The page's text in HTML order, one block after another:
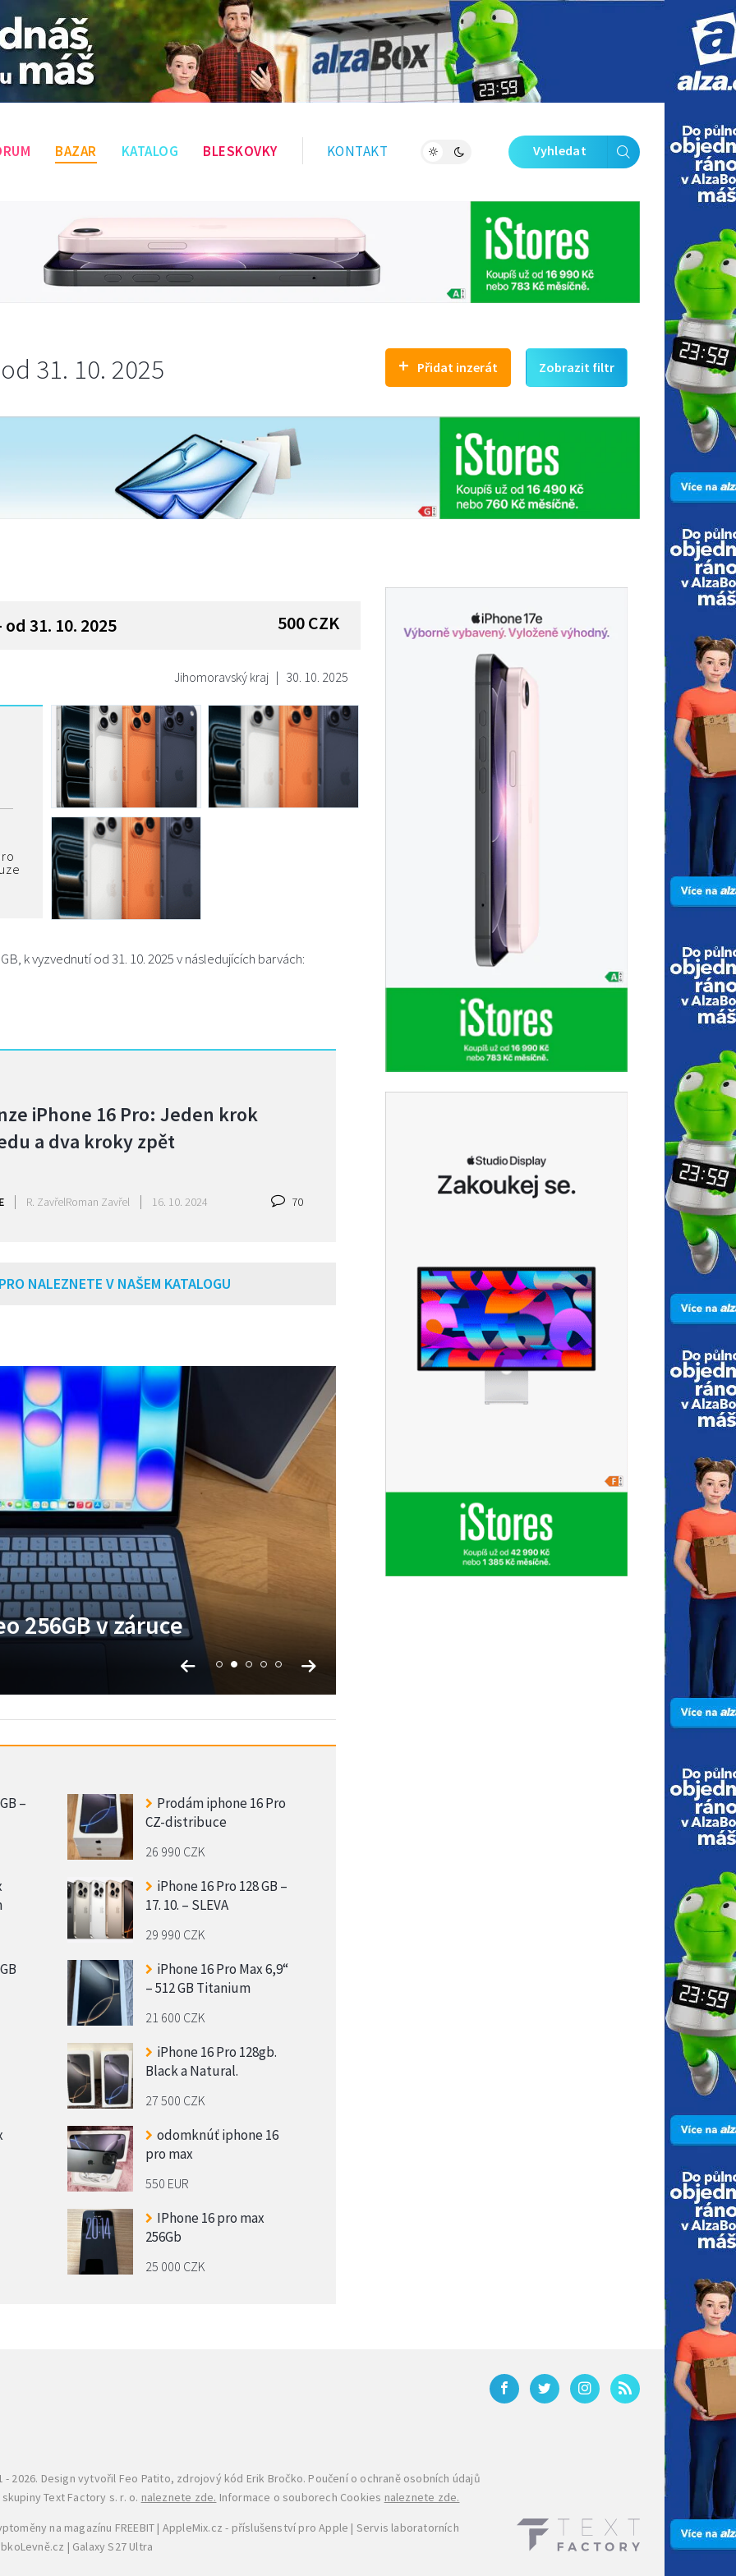
BAZAR KATALOG BLESKOVKY KONTAKT Vyhledat
31. 10. 2025 + Přidat inzerát Zobrazit filtr
31. 10. 2025 500CZK
Jihomoravský kraj | 30. 10. 2025
k vyzvednutí od 31. 10. 2025 v následujících barvách:
iPhone 16 Pro: Jeden krok
a dva kroky zpět
R. ZavřelRoman Zavřel 16. 10. 2024 70
NALEZNETE V NAŠEM KATALOGU
i9, 16GB, 512SSD
256GB v záruce
nový, záruka
–
Prodám iphone 16 Pro
CZ-distribuce
26 990 CZK
iPhone 16 Pro 128 GB –
17. 10. – SLEVA
29 990 CZK
iPhone 16 Pro Max 6,9“
– 512 GB Titanium
21 600 CZK
iPhone 16 Pro 128gb.
Black a Natural.
27 500 CZK
odomknúť iphone 16
pro max
550 EUR
IPhone 16 pro max
256Gb
25 000 CZK
- 2026. Design vytvořil Feo Patito, zdrojový kód Erik Bročko. Poučení o ochraně osobních údajů
Text Factory s. r. o. naleznete zde. Informace o souborech Cookies naleznete zde.
na magazínu FREEBIT | AppleMix.cz - příslušenství pro Apple | Servis laboratorních
| Galaxy S27 Ultra
Zavřít galerii